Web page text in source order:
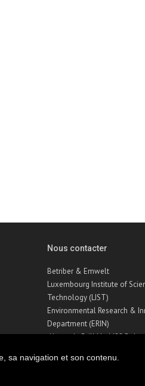
sa navigation et son contenu.
Nous contacter
Betriber & Emwelt
Luxembourg Institute of
Technology (LIST)
Environmental Research &
Department (ERIN)
41, rue du Brill | L-4422
Email :betriber-